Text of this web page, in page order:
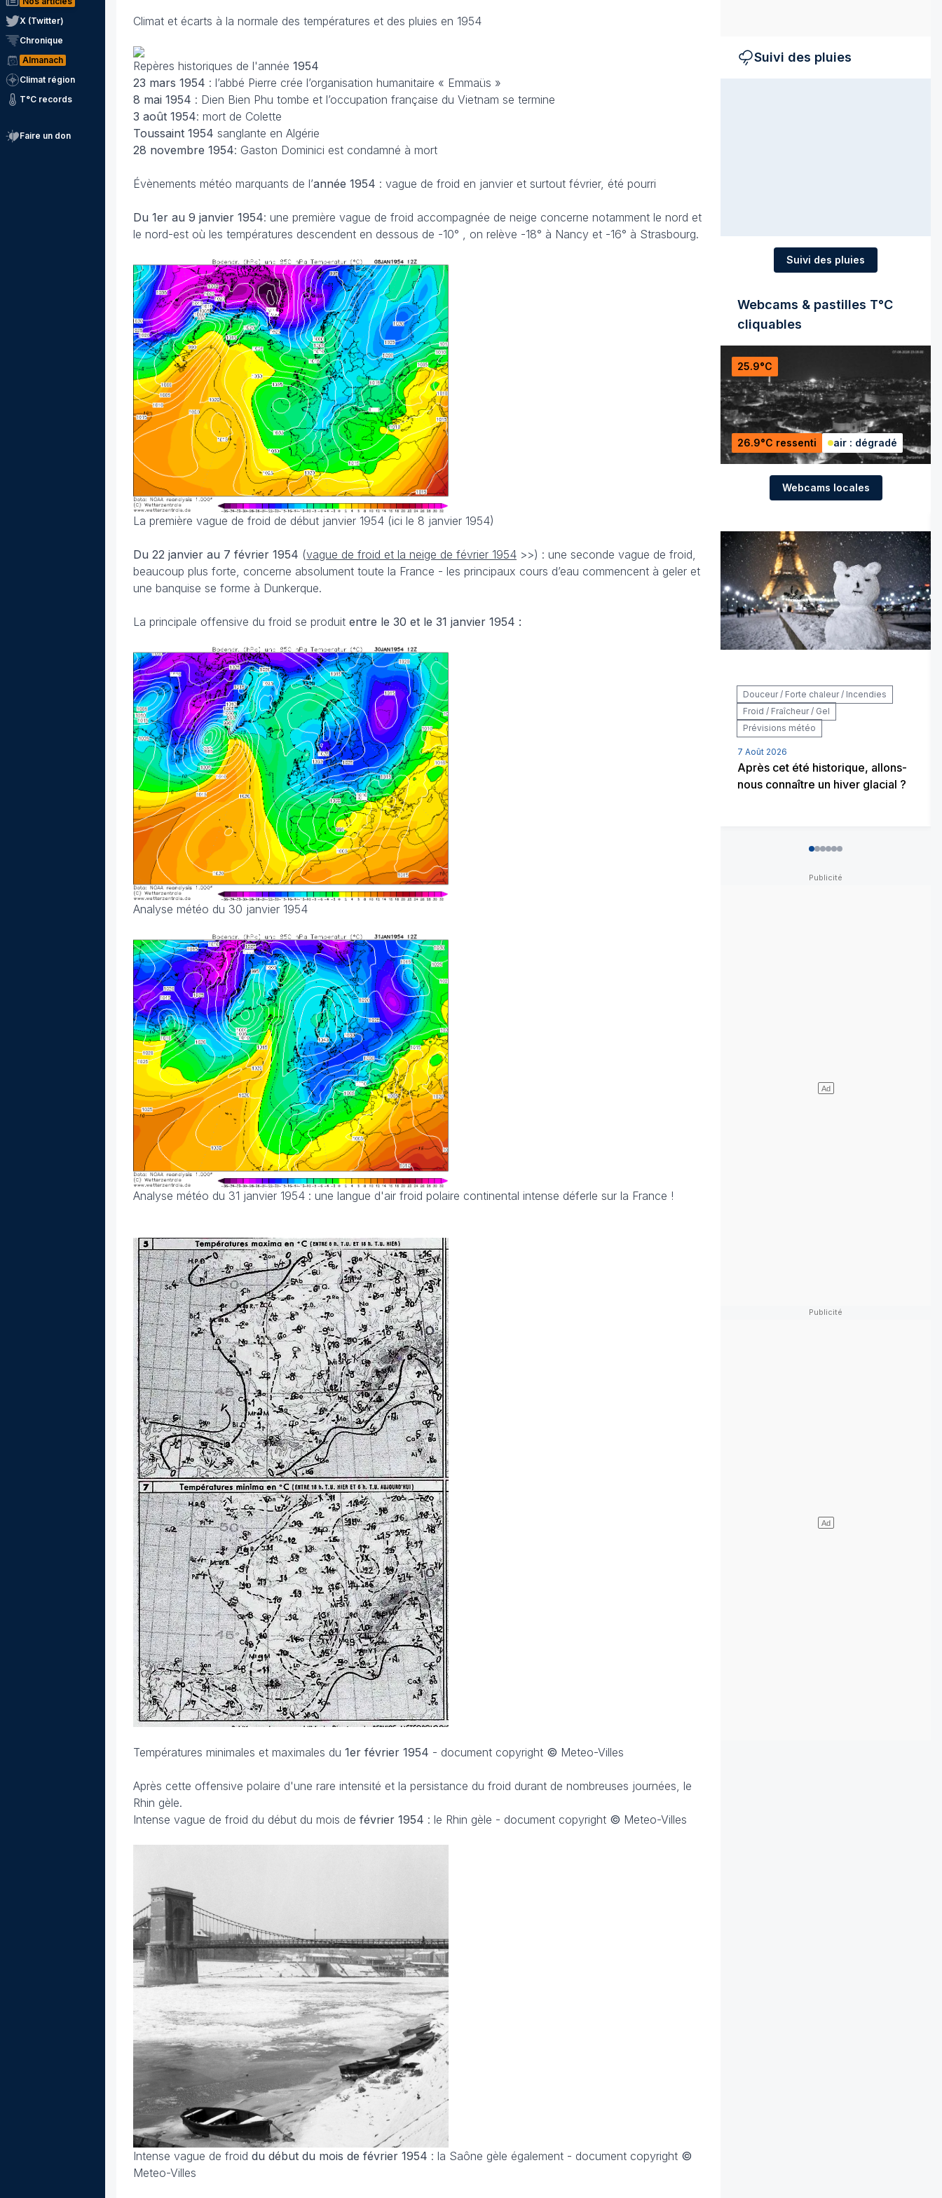
X (Twitter)
Chronique
Almanach
Climat région
T°C records
Faire un don
Climat et écarts à la normale des températures et des pluies en 1954
Repères historiques de l'année 1954
23 mars 1954 : l’abbé Pierre crée l’organisation humanitaire « Emmaüs »
8 mai 1954 : Dien Bien Phu tombe et l’occupation française du Vietnam se termine
3 août 1954: mort de Colette
Toussaint 1954 sanglante en Algérie
28 novembre 1954: Gaston Dominici est condamné à mort
Évènements météo marquants de l’année 1954 : vague de froid en janvier et surtout février, été pourri
Du 1er au 9 janvier 1954: une première vague de froid accompagnée de neige concerne notamment le nord et
le nord-est où les températures descendent en dessous de -10° , on relève -18° à Nancy et -16° à Strasbourg.
La première vague de froid de début janvier 1954 (ici le 8 janvier 1954)
Du 22 janvier au 7 février 1954 (vague de froid et la neige de février 1954 >>) : une seconde vague de froid,
beaucoup plus forte, concerne absolument toute la France - les principaux cours d’eau commencent à geler et
une banquise se forme à Dunkerque.
La principale offensive du froid se produit entre le 30 et le 31 janvier 1954 :
Analyse météo du 30 janvier 1954
Analyse météo du 31 janvier 1954 : une langue d'air froid polaire continental intense déferle sur la France !
Températures minimales et maximales du 1er février 1954 - document copyright © Meteo-Villes
Après cette offensive polaire d'une rare intensité et la persistance du froid durant de nombreuses journées, le
Rhin gèle.
Intense vague de froid du début du mois de février 1954 : le Rhin gèle - document copyright © Meteo-Villes
Intense vague de froid du début du mois de février 1954 : la Saône gèle également - document copyright ©
Meteo-Villes
Suivi des pluies
Suivi des pluies
Webcams & pastilles T°C
cliquables
25.9°C
26.9°C ressenti air : dégradé
Webcams locales
Douceur / Forte chaleur / Incendies
Froid / Fraîcheur / Gel
Prévisions météo
7 Août 2026
Après cet été historique, allons-
nous connaître un hiver glacial ?
012345